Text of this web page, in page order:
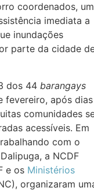
coordenados,
imediata a
inundações
parte da cidade
dos 44 barangays
fevereiro, após dias
comunidades
acessíveis. Em
com o
a NCDF
e os Ministérios
organizaram